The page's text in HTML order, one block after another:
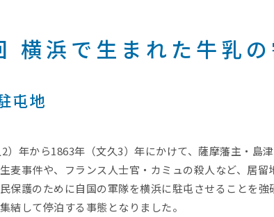
横浜で生まれた牛乳の
屯地
）年から1863年（文久3）年にかけて、薩摩藩主・島
麦事件や、フランス人士官・カミュの殺人など、居
保護のために自国の軍隊を横浜に駐屯させることを
結して停泊する事態となりました。